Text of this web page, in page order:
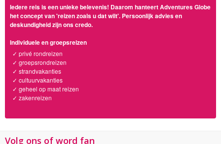
Iedere reis is een unieke belevenis! Daarom hanteert Adventures Globe
het concept van 'reizen zoals u dat wilt'. Persoonlijk advies en
deskundigheid zijn ons credo.
Individuele en groepsreizen
✓ privé rondreizen
✓ groepsrondreizen
✓ strandvakanties
✓ cultuurvakanties
✓ geheel op maat reizen
✓ zakenreizen
Volg ons of word fan